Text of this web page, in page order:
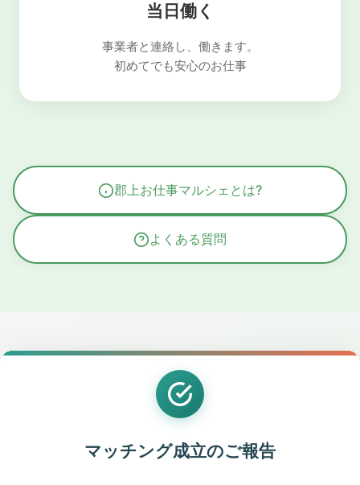
当日働く
事業者と連絡し、働きます。
初めてでも安心のお仕事
郡上お仕事マルシェとは?
よくある質問
マッチング成立のご報告